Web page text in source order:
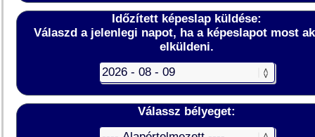
Időzített képeslap küldése:
Válaszd a jelenlegi napot, ha a képeslapot most
elküldeni.
Válassz bélyeget: